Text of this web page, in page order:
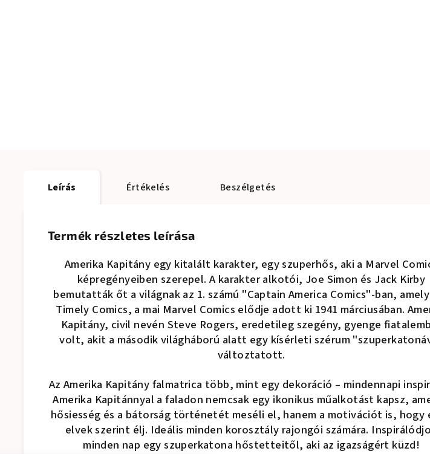
Leírás Értékelés Beszélgetés
Termék részletes leírása
Amerika Kapitány egy kitalált karakter, egy szuperhős, aki a Marvel
képregényeiben szerepel. A karakter alkotói, Joe Simon és Jack Kirby
bemutatták őt a világnak az 1. számú "Captain America Comics"-ban,
Timely Comics, a mai Marvel Comics elődje adott ki 1941 márciusában.
Kapitány, civil nevén Steve Rogers, eredetileg szegény, gyenge
volt, akit a második világháború alatt egy kísérleti szérum
változtatott.
Az Amerika Kapitány falmatrica több, mint egy dekoráció – mindennapi
Amerika Kapitánnyal a faladon nemcsak egy ikonikus műalkotást kapsz,
hősiesség és a bátorság történetét meséli el, hanem a motivációt is, hogy
elvek szerint élj. Ideális minden korosztály rajongói számára.
minden nap egy szuperkatona hőstetteitől, aki az igazságért küzd!